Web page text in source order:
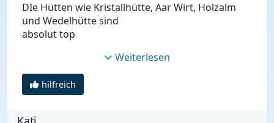
DIe Hütten wie Kristallhütte, Aar Wirt, Holzalm
und Wedelhütte sind
absolut top
Weiterlesen
hilfreich